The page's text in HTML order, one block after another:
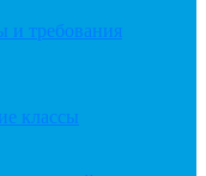
и требования
классы